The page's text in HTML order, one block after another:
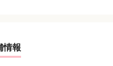
した。</tokute></shell>
情報